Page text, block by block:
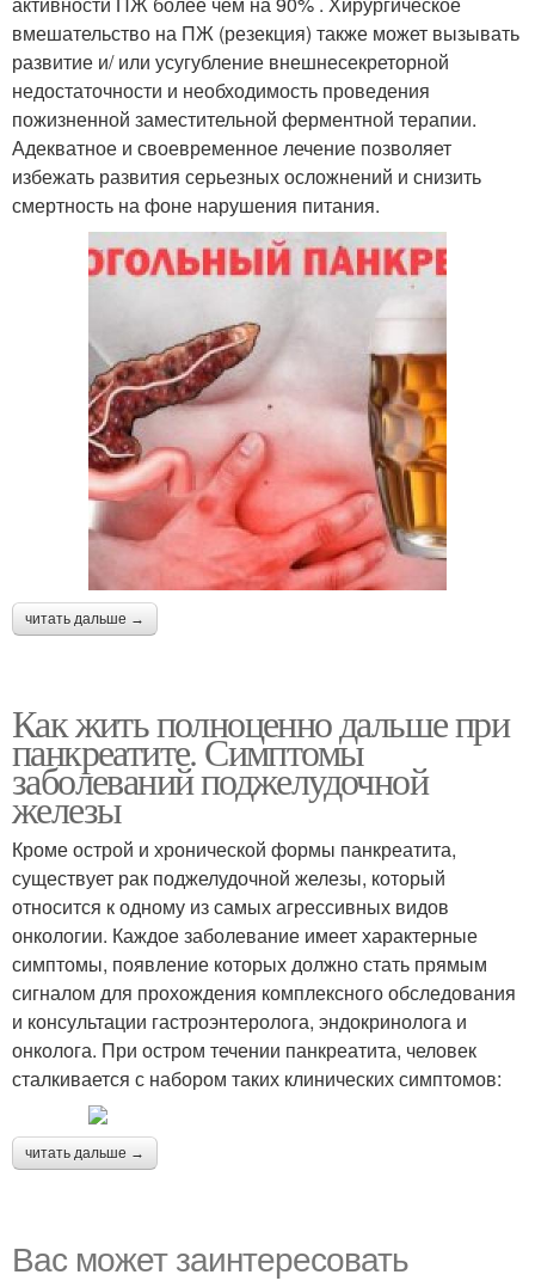
вмешательство на ПЖ (резекция) также может вызывать
развитие и/ или усугубление внешнесекреторной
недостаточности и необходимость проведения
пожизненной заместительной ферментной терапии.
Адекватное и своевременное лечение позволяет
избежать развития серьезных осложнений и снизить
смертность на фоне нарушения питания.
читать дальше →
Как жить полноценно дальше при
панкреатите. Симптомы
заболеваний поджелудочной
железы
Кроме острой и хронической формы панкреатита,
существует рак поджелудочной железы, который
относится к одному из самых агрессивных видов
онкологии. Каждое заболевание имеет характерные
симптомы, появление которых должно стать прямым
сигналом для прохождения комплексного обследования
и консультации гастроэнтеролога, эндокринолога и
онколога. При остром течении панкреатита, человек
сталкивается с набором таких клинических симптомов:
читать дальше →
Вас может заинтересовать